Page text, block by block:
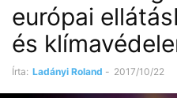
európai
és
Írta: Ladányi Roland - 2017/10/22